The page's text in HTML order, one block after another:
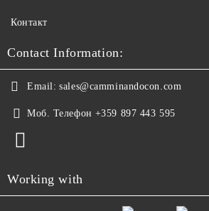
Контакт
Contact Information:
Email: sales@camminandocon.com
Моб. Телефон +359 897 443 595
Working with